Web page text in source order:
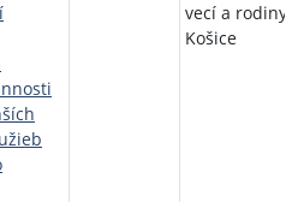
vecí a rodiny
Košice